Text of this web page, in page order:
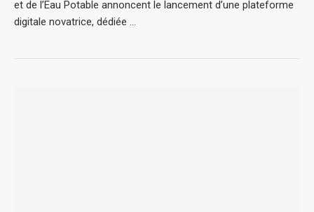
et de l’Eau Potable annoncent le lancement d’une plateforme
digitale novatrice, dédiée …